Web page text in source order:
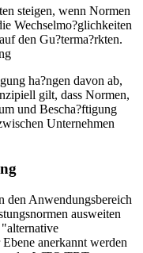
steigen, wenn Normen
Wechselmo?glichkeiten
den Gu?terma?rkten.
ha?ngen davon ab,
gilt, dass Normen,
und Bescha?ftigung
Unternehmen
den Anwendungsbereich
ausweiten
anerkannt werden